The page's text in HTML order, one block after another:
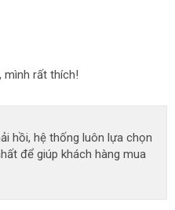
mình rất thích!
hồi, hệ thống luôn lựa chọn
để giúp khách hàng mua